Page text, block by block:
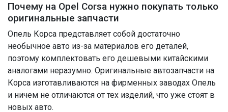
Почему на Opel Corsa нужно покупать только
оригинальные запчасти
Опель Корса представляет собой достаточно
необычное авто из-за материалов его деталей,
поэтому комплектовать его дешевыми китайскими
аналогами неразумно. Оригинальные автозапчасти на
Корса изготавливаются на фирменных заводах Опель
и ничем не отличаются от тех изделий, что уже стоят в
новых авто.